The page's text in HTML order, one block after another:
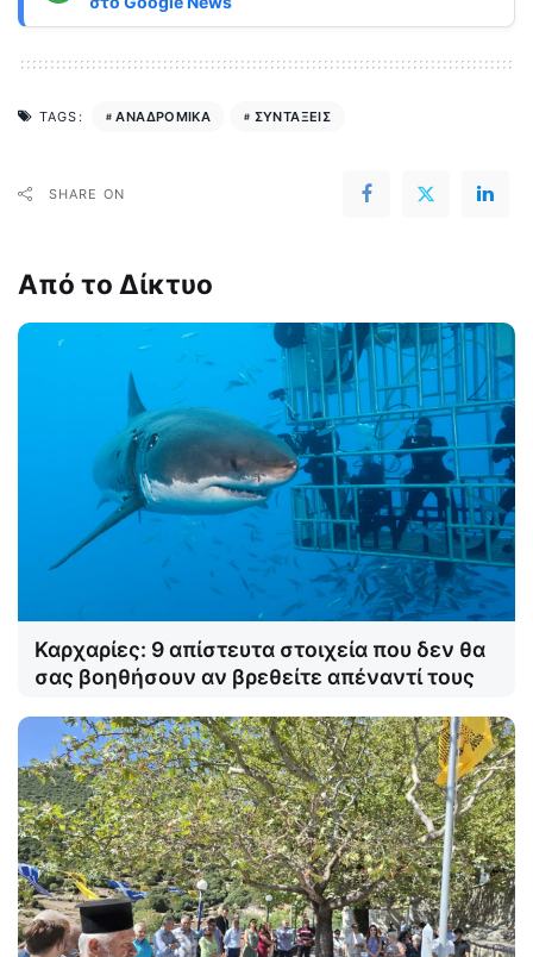
TAGS: ΑΝΑΔΡΟΜΙΚΑ ΣΥΝΤΑΞΕΙΣ
SHARE ON
Από το Δίκτυο
Καρχαρίες: 9 απίστευτα στοιχεία που δεν θα
σας βοηθήσουν αν βρεθείτε απέναντί τους